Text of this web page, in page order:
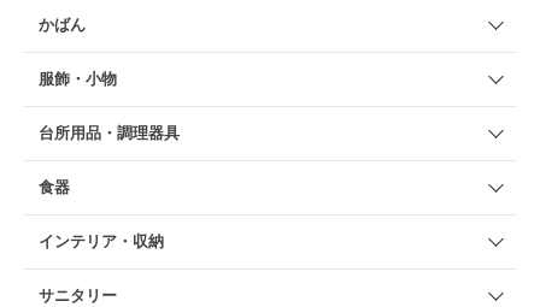
かばん
服飾・小物
台所用品・調理器具
食器
インテリア・収納
サニタリー